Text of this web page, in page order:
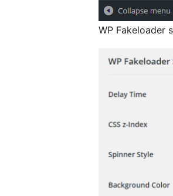
WP Fakeloader